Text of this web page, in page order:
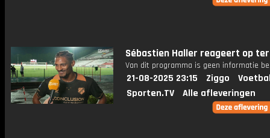
Sébastien Haller reageert op
Van dit programma is geen informatie
21-08-2025 23:15 Ziggo
Sporten.TV
Alle afleveringen